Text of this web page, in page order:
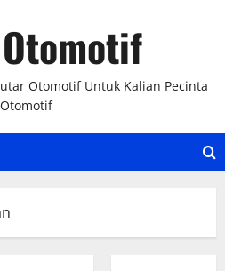
Otomotif Untuk Kalian Pecinta
Otomotif